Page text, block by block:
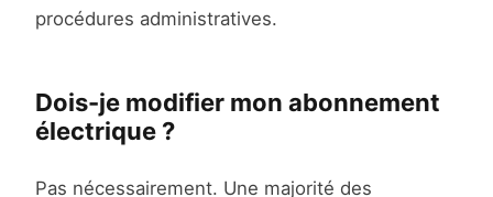
procédures administratives.
Dois-je modifier mon abonnement
électrique ?
Pas nécessairement. Une majorité des